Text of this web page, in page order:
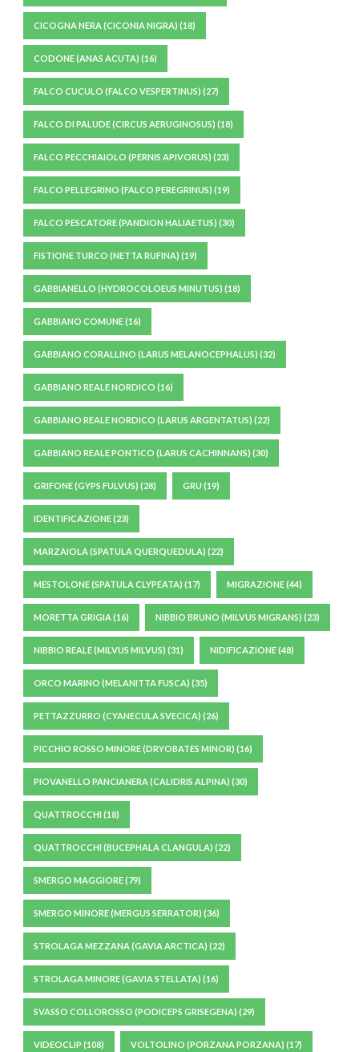
CICOGNA NERA (CICONIA NIGRA) (18)
CODONE (ANAS ACUTA) (16)
FALCO CUCULO (FALCO VESPERTINUS) (27)
FALCO DI PALUDE (CIRCUS AERUGINOSUS) (18)
FALCO PECCHIAIOLO (PERNIS APIVORUS) (23)
FALCO PELLEGRINO (FALCO PEREGRINUS) (19)
FALCO PESCATORE (PANDION HALIAETUS) (30)
FISTIONE TURCO (NETTA RUFINA) (19)
GABBIANELLO (HYDROCOLOEUS MINUTUS) (18)
GABBIANO COMUNE(16)
GABBIANO CORALLINO (LARUS MELANOCEPHALUS) (32)
GABBIANO REALE NORDICO (16)
GABBIANO REALE NORDICO (LARUS ARGENTATUS) (22)
GABBIANO REALE PONTICO (LARUS CACHINNANS) (30)
GRIFONE (GYPS FULVUS) (28) GRU (19)
IDENTIFICAZIONE(23)
MARZAIOLA (SPATULA QUERQUEDULA) (22)
MESTOLONE (SPATULA CLYPEATA) (17) MIGRAZIONE(44)
MORETTA GRIGIA(16) NIBBIO BRUNO (MILVUS MIGRANS) (23)
NIBBIO REALE (MILVUS MILVUS) (31) NIDIFICAZIONE(48)
ORCO MARINO (MELANITTA FUSCA) (35)
PETTAZZURRO (CYANECULA SVECICA) (26)
PICCHIO ROSSO MINORE (DRYOBATES MINOR) (16)
PIOVANELLO PANCIANERA (CALIDRIS ALPINA) (30)
QUATTROCCHI (18)
QUATTROCCHI (BUCEPHALA CLANGULA) (22)
SMERGO MAGGIORE(79)
SMERGO MINORE (MERGUS SERRATOR) (36)
STROLAGA MEZZANA (GAVIA ARCTICA) (22)
STROLAGA MINORE (GAVIA STELLATA) (16)
SVASSO COLLOROSSO (PODICEPS GRISEGENA) (29)
VIDEOCLIP (108) VOLTOLINO (PORZANA PORZANA) (17)